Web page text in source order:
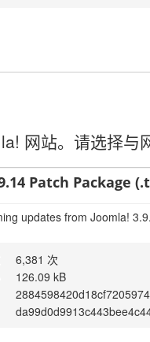
网站。请选择与
Patch Package
updates from Joomla!
6,381 次
126.09 kB